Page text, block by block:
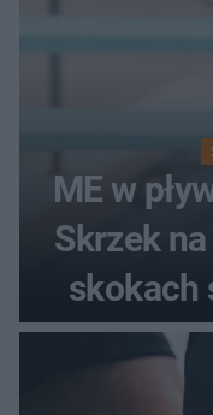
ME w
Skrzek
skokach